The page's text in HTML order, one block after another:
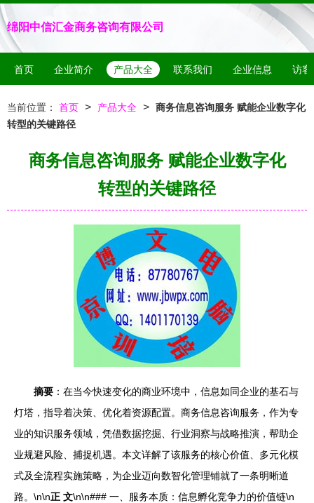
绵阳中信汇金商务咨询有限公司
首页 企业简介 产品大全 联系我们 企业信息 访客
当前位置： 首页 > 产品大全 > 商务信息咨询服务 赋能企业数字化
转型的关键路径
商务信息咨询服务 赋能企业数字化
转型的关键路径
摘要 ：在当今快速变化的商业环境中，信息如同企业的基石与
灯塔，指导着决策、优化着资源配置。商务信息咨询服务，作为专
业的知识服务领域，凭借数据挖掘、行业洞察与战略推演，帮助企
业规避风险、捕捉机遇。本文详解了该服务的核心价值、多元化模
式及全流程实施策略，为企业迈向数智化管理铺就了一条明晰道
路。\n\n正 文\n\n### 一、服务本质：信息孵化竞争力的价值链\n